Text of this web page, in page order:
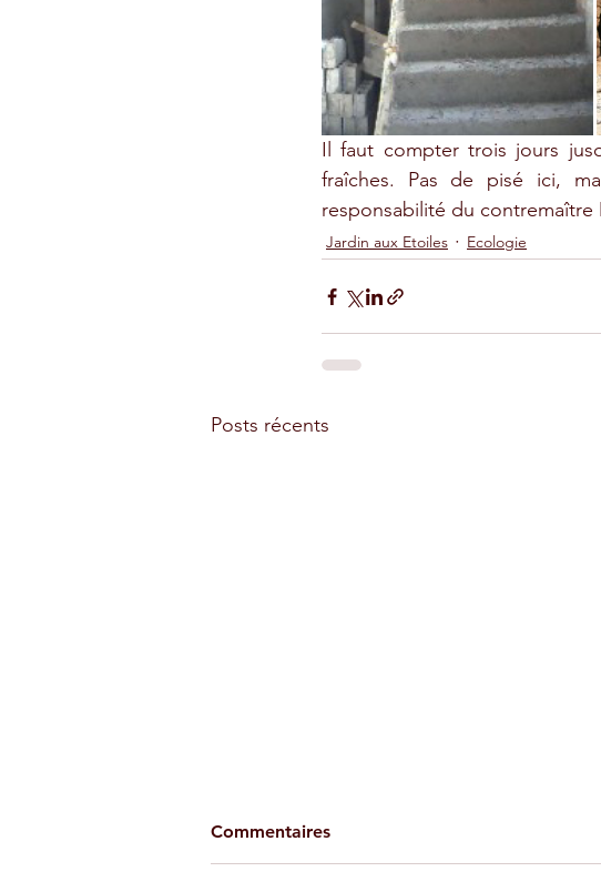
Il faut compter trois jours
fraîches. Pas de pisé ici,
responsabilité du contremaître
Jardin aux Etoiles Ecologie
Posts récents
Commentaires